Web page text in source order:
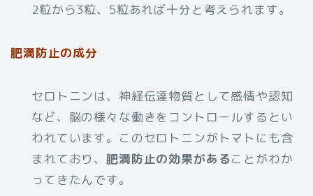
2粒から3粒、5粒あれば十分と考えられます。
肥満防止の成分
セロトニンは、神経伝達物質として感情や認知
など、脳の様々な働きをコントロールするとい
われています。このセロトニンがトマトにも含
まれており、肥満防止の効果があることがわか
ってきたんです。